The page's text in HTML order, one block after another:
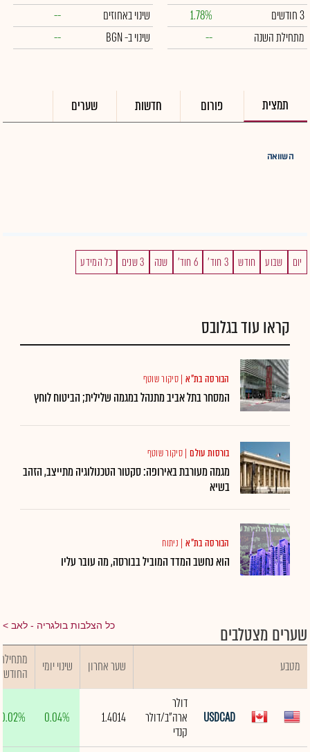
תמצית פורום חדשות שערים
השוואה
יום שבוע חודש 3 חוד' 6 חוד' שנה 3 שנים כל המידע
3 חודשים
1.78%
מתחילת השנה
--
שינוי באחוזים
--
שינויב- BGN --
קראו עוד בגלובס
הבורסה בת"א |סיקור שוטף
המסחר בתל אביב מתנהל במגמה שלילית; הביטוח לוחץ
בורסות עולם |סיקור שוטף
מגמה מעורבת באירופה: סקטור הטכנולוגיה מתייצב, הזהב
בשיא
הבורסה בת"א | ניתוח
הוא נחשב המדד המוביל בבורסה, מה עובר עליו
שערים מצטלבים כל הצלבות בולגריה - לאב
מטבע שער אחרון שינוי יומי
החודש
USDCAD
דולר
ארה"ב/דולר
קנדי
1.4014
0.04%
0.02%